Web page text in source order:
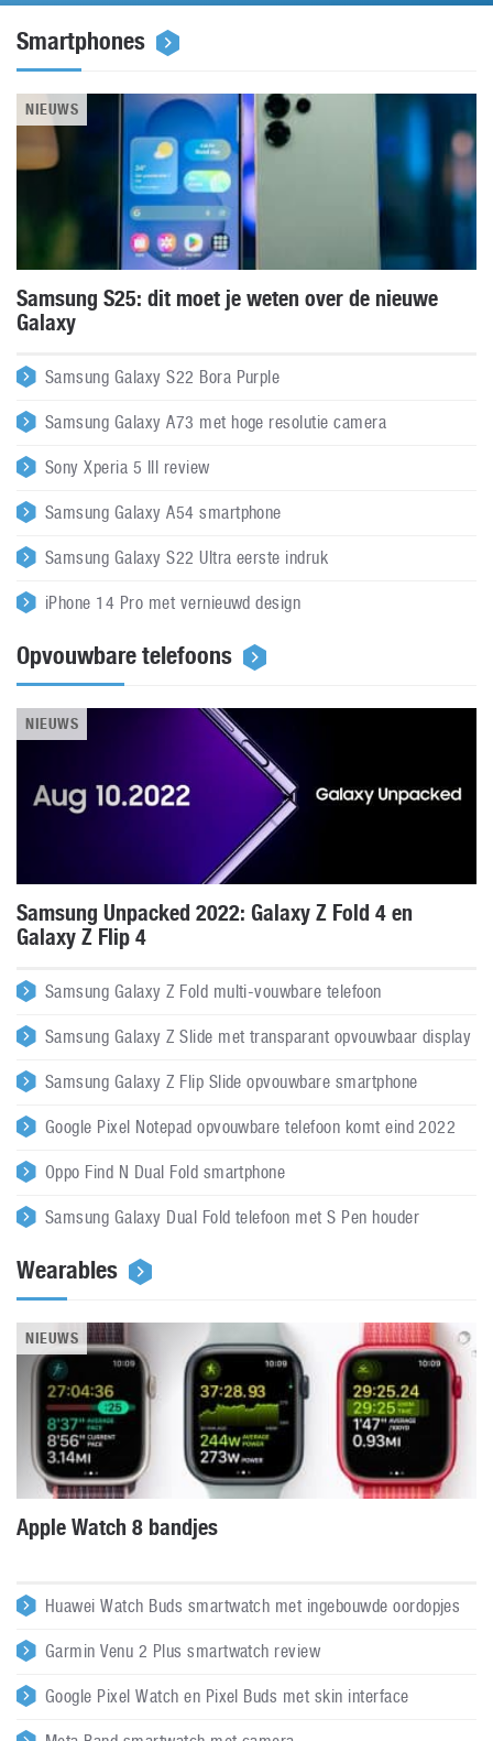
Smartphones
NIEUWS
Samsung S25: dit moet je weten over de nieuwe
Galaxy
Samsung Galaxy S22 Bora Purple
Samsung Galaxy A73 met hoge resolutie camera
Sony Xperia 5 III review
Samsung Galaxy A54 smartphone
Samsung Galaxy S22 Ultra eerste indruk
iPhone 14 Pro met vernieuwd design
Opvouwbare telefoons
NIEUWS
Samsung Unpacked 2022: Galaxy Z Fold 4 en
Galaxy Z Flip 4
Samsung Galaxy Z Fold multi-vouwbare telefoon
Samsung Galaxy Z Slide met transparant opvouwbaar display
Samsung Galaxy Z Flip Slide opvouwbare smartphone
Google Pixel Notepad opvouwbare telefoon komt eind 2022
Oppo Find N Dual Fold smartphone
Samsung Galaxy Dual Fold telefoon met S Pen houder
Wearables
NIEUWS
Apple Watch 8 bandjes
Huawei Watch Buds smartwatch met ingebouwde oordopjes
Garmin Venu 2 Plus smartwatch review
Google Pixel Watch en Pixel Buds met skin interface